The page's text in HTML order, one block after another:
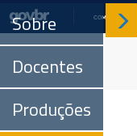
COMUNICA BR
Sobre
Docentes
Produções